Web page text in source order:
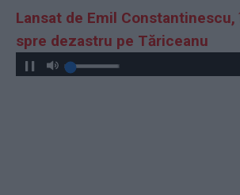
Lansat de Emil
spre dezastru pe Tăriceanu